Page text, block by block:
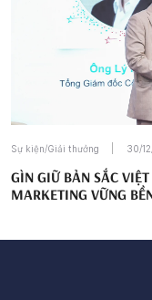
Sự kiện/Giải thưởng 30/
GÌN GIỮ BẢN SẮC
MARKETING VỮNG